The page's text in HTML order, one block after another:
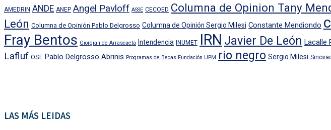
AMEDRIN ANDE ANEP Angel Pavloff ASSE CECOED Columna de Opinion Tany
León Columna de Opinión Pablo Delgrosso Columna de Opinión Sergio Milesi Constante Mendiondo
Fray Bentos Giorgian de Arrascaeta Intendencia INUMET IRN Javier De León Lacalle
Lafluf OSE Pablo Delgrosso Abrinis Programas de Becas Fundación UPM rio negro Sergio Milesi
LAS MÁS LEIDAS